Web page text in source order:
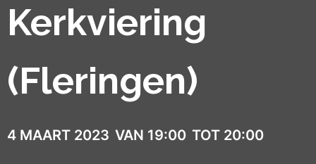
Kerkviering
(Fleringen)
4 MAART 2023 VAN 19:00 TOT 20:00